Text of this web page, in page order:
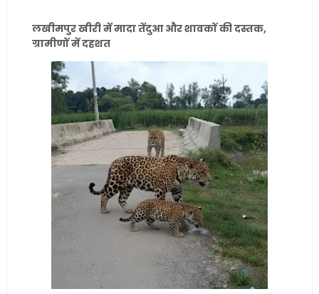
लखीमपुर खीरी में मादा तेंदुआ और शावकों की दस्तक,
ग्रामीणों में दहशत